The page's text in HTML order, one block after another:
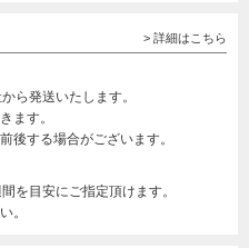
> 詳細はこちら
ら発送いたします。
ます。
後する場合がございます。
を目安にご指定頂けます。
。